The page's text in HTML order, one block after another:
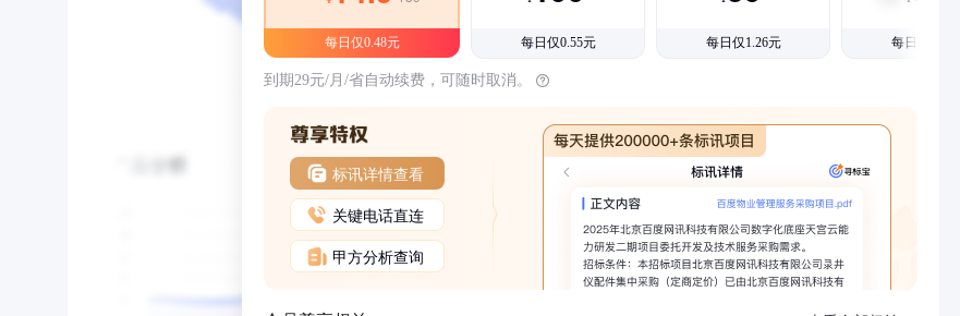
每日仅0.48元 每日仅0.55元 每日仅1.26元 每日仅1.08元
到期29元/月/省自动续费，可随时取消。
标讯详情查看
关键电话直连
甲方分析查询